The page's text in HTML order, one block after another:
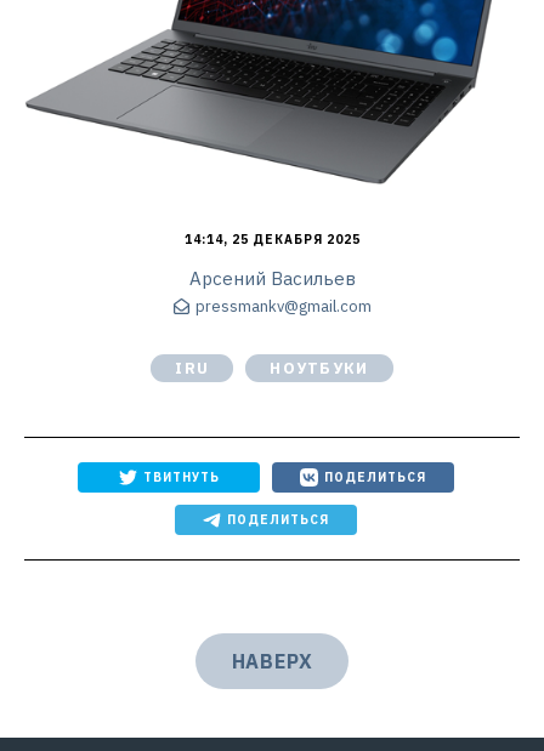
14:14, 25 ДЕКАБРЯ 2025
Арсений Васильев
pressmankv@gmail.com
IRU НОУТБУКИ
ТВИТНУТЬ ПОДЕЛИТЬСЯ
ПОДЕЛИТЬСЯ
НАВЕРХ